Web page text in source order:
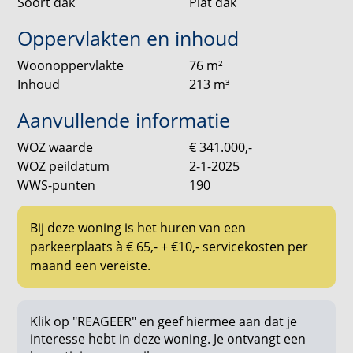
Nijmegen. En voor wie met de auto reist, de
verbindingen naar de A12, A30 en A15 liggen om de
hoek, waardoor je snel op weg bent naar je
bestemming.
Interesse?
Ga in de woningpresentatie op onze website naar
[REAGEER] en geef hiermee aan dat je geïnteresseerd
bent.
Inkomensnormen en inschrijfdocumentatie
Hiervoor verwijzen we je door naar onze website.
Borg
vragen. Dit kan o.a. afhankelijk zijn van de
werksituatie van de kandidaten.
Oppervlakten en inhoud
Woonoppervlakte 76 m²
Inhoud
213 m³
Aanvullende informatie
WOZ waarde
€ 341.000,-
WOZ peildatum
2-1-2025
WWS-punten
190
Bij deze woning is het huren van een
parkeerplaats à € 65,- + €10,- servicekosten per
maand een vereiste.
Klik op "REAGEER" en geef hiermee aan dat je
interesse hebt in deze woning. Je ontvangt een